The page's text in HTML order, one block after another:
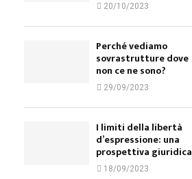
20/10/2023
Perché vediamo
sovrastrutture dove
non ce ne sono?
29/09/2023
I limiti della libertà
d’espressione: una
prospettiva giuridica
18/09/2023